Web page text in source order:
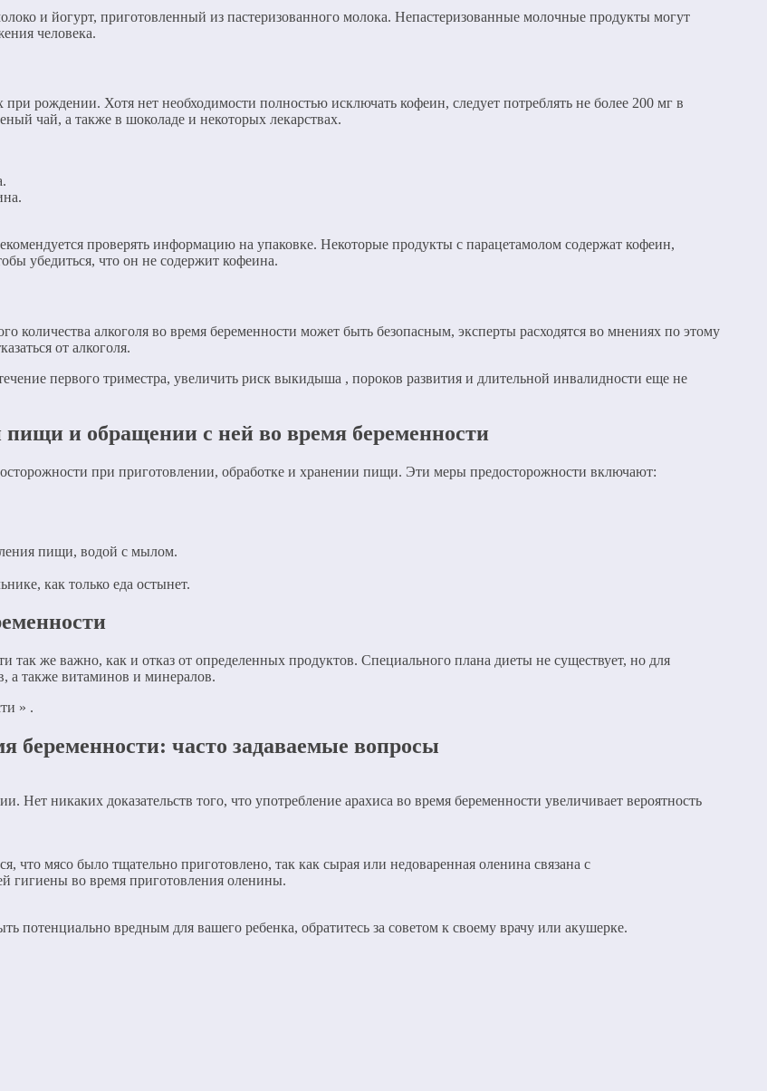
и йогурт, приготовленный из пастеризованного молока. Непастеризованные молочные продукты могут
человека.
рождении. Хотя нет необходимости полностью исключать кофеин, следует потреблять не более 200 мг в
чай, а также в шоколаде и некоторых лекарствах.
проверять информацию на упаковке. Некоторые продукты с парацетамолом содержат кофеин,
убедиться, что он не содержит кофеина.
количества алкоголя во время беременности может быть безопасным, эксперты расходятся во мнениях по этому
от алкоголя.
первого триместра, увеличить риск выкидыша , пороков развития и длительной инвалидности еще не
и обращении с ней во время беременности
при приготовлении, обработке и хранении пищи. Эти меры предосторожности включают:
пищи, водой с мылом.
как только еда остынет.
же важно, как и отказ от определенных продуктов. Специального плана диеты не существует, но для
а также витаминов и минералов.
» .
беременности: часто задаваемые вопросы
Нет никаких доказательств того, что употребление арахиса во время беременности увеличивает вероятность
мясо было тщательно приготовлено, так как сырая или недоваренная оленина связана с
гигиены во время приготовления оленины.
потенциально вредным для вашего ребенка, обратитесь за советом к своему врачу или акушерке.